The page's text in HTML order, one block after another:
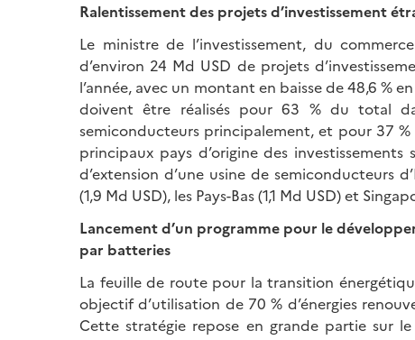
Ralentissement des projets d’investissement
Le ministre de l’investissement, du
d’environ 24 Md USD de projets
l’année, avec un montant en baisse de 48,6 %
doivent être réalisés pour 63 % du total
semiconducteurs principalement, et pour 37
principaux pays d’origine des
d’extension d’une usine de semiconducteurs
(1,9 Md USD), les Pays-Bas (1,1 Md USD) et
Lancement d’un programme pour le
par batteries
La feuille de route pour la transition
objectif d’utilisation de 70 % d’énergies
Cette stratégie repose en grande partie sur